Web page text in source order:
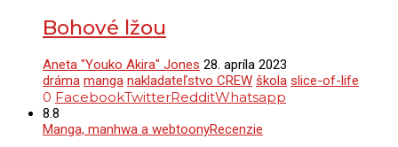
Bohové lžou
Aneta "Youko Akira" Jones 28. apríla 2023
dráma manga nakladateľstvo CREW škola slice-of-life
0 FacebookTwitterRedditWhatsapp
8.8
Manga, manhwa a webtoonyRecenzie